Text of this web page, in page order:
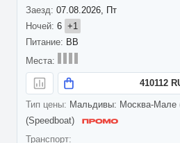
07.08.2026, Пт
6 +1
BB
410112
Мальдивы: Москва-Мале
(Speedboat)